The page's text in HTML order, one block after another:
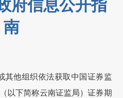
府信息公开指
南
其他组织依法获取中国证券监
以下简称云南证监局）证券期